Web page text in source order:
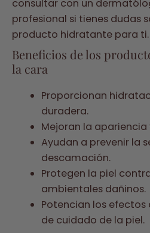
consultar con un
profesional si tienes dudas
producto hidratante para ti.
Beneficios de los
la cara
Proporcionan
duradera.
Mejoran la
Ayudan a prevenir la
descamación.
Protegen la piel
ambientales dañinos.
Potencian los
de cuidado de la piel.